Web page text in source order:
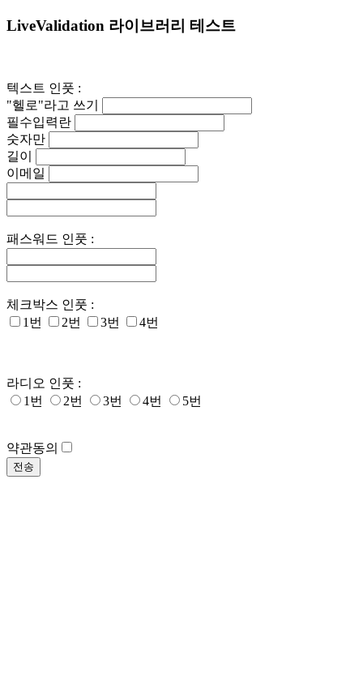
LiveValidation 라이브러리 테스트
텍스트 인풋 :
"헬로"라고 쓰기
필수입력란
숫자만
길이
이메일
패스워드 인풋 :
체크박스 인풋 :
1번
2번 3번 4번
라디오 인풋 :
1번
2번 3번 4번 5번
약관동의